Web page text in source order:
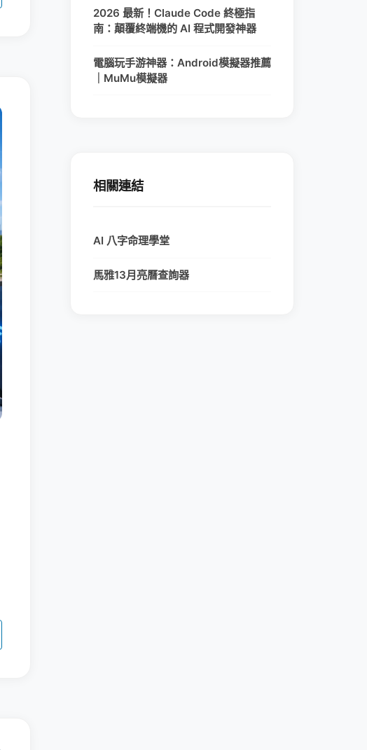
2026 最新！Claude Code 終極指
南：顛覆終端機的 AI 程式開發神器
電腦玩手游神器：Android模擬器推薦
｜MuMu模擬器
相關連結
AI 八字命理學堂
馬雅13月亮曆查詢器